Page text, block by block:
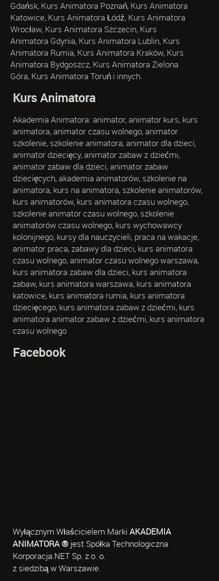
Gdańsk, Kurs Animatora Poznań, Kurs Animatora
Katowice, Kurs Animatora Łódź, Kurs Animatora
Wrocław, Kurs Animatora Szczecin, Kurs
Animatora Gdynia, Kurs Animatora Lublin, Kurs
Animatora Rumia, Kurs Animatora Kraków, Kurs
Animatora Bydgoszcz, Kurs Animatora Zielona
Góra, Kurs Animatora Toruń i innych.
Kurs Animatora
Akademia Animatora: animator, animator kurs, kurs
animatora, animator czasu wolnego, animator
szkolenie, szkolenie animatora, animator dla dzieci,
animator dziecięcy, animator zabaw z dziećmi,
animator zabaw dla dzieci, animator zabaw
dziecięcych, akademia animatorów, szkolenie na
animatora, kurs na animatora, szkolenie animatorów,
kurs animatorów, kurs animatora czasu wolnego,
szkolenie animator czasu wolnego, szkolenie
animatorów czasu wolnego, kurs wychowawcy
kolonijnego, kursy dla nauczycieli, praca na wakacje,
animator praca, zabawy dla dzieci, kurs animatora
czasu wolnego, animator czasu wolnego warszawa,
kurs animatora zabaw dla dzieci, kurs animatora
zabaw, kurs animatora warszawa, kurs animatora
katowice, kurs animatora rumia, kurs animatora
dziecięcego, kurs animatora zabaw z dziećmi, kurs
animatora animator zabaw z dziećmi, kurs animatora
czasu wolnego
Facebook
Wyłącznym Właścicielem Marki AKADEMIA
ANIMATORA ®jest Spółka Technologiczna
Korporacja.NET Sp. z o. o.
z siedzibą w Warszawie.